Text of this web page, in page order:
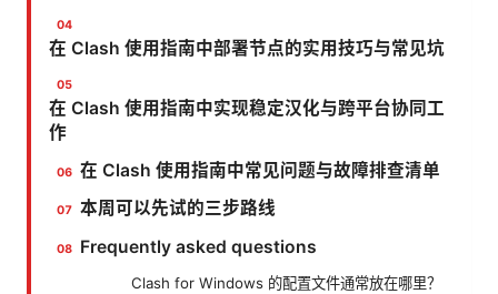
在 Clash 使用指南中部署节点的实用技巧与常见坑
在 Clash 使用指南中实现稳定汉化与跨平台协同工
作
在 Clash 使用指南中常见问题与故障排查清单
本周可以先试的三步路线
Frequently asked questions
Clash for Windows 的配置文件通常放在哪里？